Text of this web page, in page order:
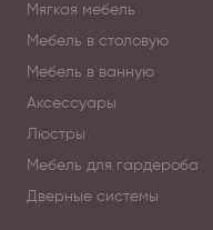
примером
не только
выражает эмоции
Интерьер с мебелью
и отделки
Мягкая мебель
Мебель в столовую
Мебель в ванную
Аксессуары
Люстры
Мебель для гардероба
Дверные системы